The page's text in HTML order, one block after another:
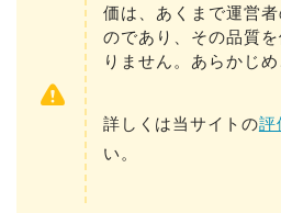
価は、あくまで運営
のであり、その品質
りません。あらかじめ
詳しくは当サイトの評
い。